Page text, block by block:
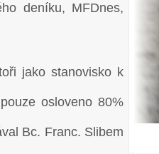
deníku, MFDnes,
jako stanovisko k
osloveno 80%
Bc. Franc. Slibem